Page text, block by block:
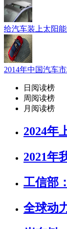
给汽车装上太阳
2014年中国汽车
日阅读榜
周阅读榜
月阅读榜
2024年
2021年
工信部
全球动